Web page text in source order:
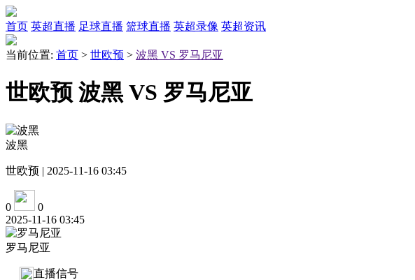
首页 英超直播 足球直播 篮球直播 英超录像 英超资讯
当前位置: 首页 > 世欧预 > 波黑 VS 罗马尼亚
世欧预 波黑 VS 罗马尼亚
波黑
世欧预 | 2025-11-16 03:45
0
0
2025-11-16 03:45
罗马尼亚
直播信号